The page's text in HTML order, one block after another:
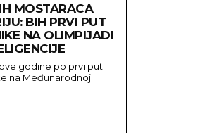
MOSTARACA
BIH PRVI PUT
NA OLIMPIJADI
godine po prvi put
na Međunarodnoj